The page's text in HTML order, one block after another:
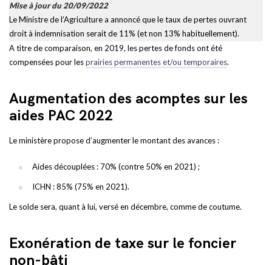
Mise à jour du 20/09/2022
Le Ministre de l’Agriculture a annoncé que le taux de pertes ouvrant
droit à indemnisation serait de 11% (et non 13% habituellement).
A titre de comparaison, en 2019, les pertes de fonds ont été
compensées pour lesprairies permanentes et/ou temporaires.
Augmentation des acomptes sur les
aides PAC 2022
Le ministère propose d’augmenter le montant des avances :
Aides découplées : 70% (contre 50% en 2021) ;
ICHN : 85% (75% en 2021).
Le solde sera, quant à lui, versé en décembre, comme de coutume.
Exonération de taxe sur le foncier
non-bâti